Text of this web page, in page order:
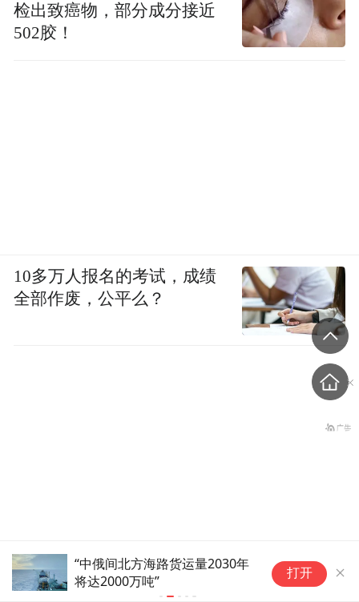
“中俄间北方海路货运量2030年
将达2000万吨”
打开
检出致癌物，部分成分接近
502胶！
10多万人报名的考试，成绩
全部作废，公平么？
罕见，北京破天荒率先救
市，大松绑